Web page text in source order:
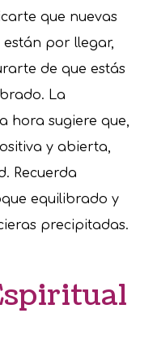
que nuevas
por llegar,
de que estás
La
hora sugiere que,
y abierta,
Recuerda
equilibrado y
precipitadas.